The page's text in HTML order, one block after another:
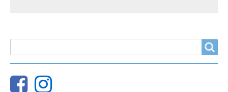
ZOEKVELD